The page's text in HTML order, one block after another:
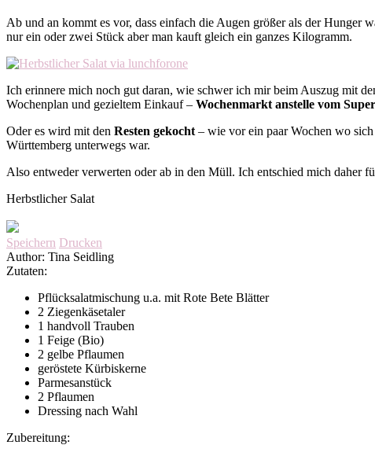
Ab und an kommt es vor, dass einfach die Augen größer als der Hunger
nur ein oder zwei Stück aber man kauft gleich ein ganzes Kilogramm.
Ich erinnere mich noch gut daran, wie schwer ich mir beim Auszug mit
Wochenplan und gezieltem Einkauf – Wochenmarkt anstelle vom
Oder es wird mit den Resten gekocht – wie vor ein paar Wochen wo
Württemberg unterwegs war.
Also entweder verwerten oder ab in den Müll. Ich entschied mich daher
Herbstlicher Salat
Speichern Drucken
Author: Tina Seidling
Zutaten:
Pflücksalatmischung u.a. mit Rote Bete Blätter
2 Ziegenkäsetaler
1 handvoll Trauben
1 Feige (Bio)
2 gelbe Pflaumen
geröstete Kürbiskerne
Parmesanstück
2 Pflaumen
Dressing nach Wahl
Zubereitung: